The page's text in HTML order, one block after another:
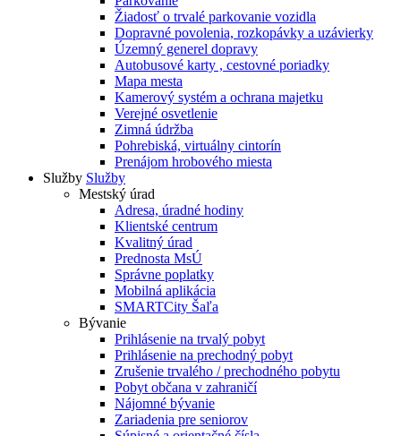
Žiadosť o trvalé parkovanie vozidla
Dopravné povolenia, rozkopávky a uzávierky
Územný generel dopravy
Autobusové karty , cestovné poriadky
Mapa mesta
Kamerový systém a ochrana majetku
Verejné osvetlenie
Zimná údržba
Pohrebiská, virtuálny cintorín
Prenájom hrobového miesta
Služby Služby
Mestský úrad
Adresa, úradné hodiny
Klientské centrum
Kvalitný úrad
Prednosta MsÚ
Správne poplatky
Mobilná aplikácia
SMARTCity Šaľa
Bývanie
Prihlásenie na trvalý pobyt
Prihlásenie na prechodný pobyt
Zrušenie trvalého / prechodného pobytu
Pobyt občana v zahraničí
Nájomné bývanie
Zariadenia pre seniorov